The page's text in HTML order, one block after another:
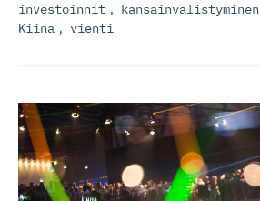
investoinnit , kansainvälistyminen
Kiina , vienti